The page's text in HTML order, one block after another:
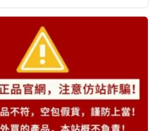
的優缺點，以及是否有更好的替代選擇。